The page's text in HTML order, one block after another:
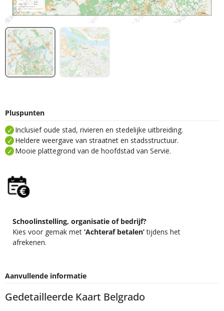
Pluspunten
Inclusief oude stad, rivieren en stedelijke uitbreiding.
Heldere weergave van straatnet en stadsstructuur.
Mooie plattegrond van de hoofdstad van Servië.
Schoolinstelling, organisatie of bedrijf?
Kies voor gemak met ‘Achteraf betalen’tijdens het
afrekenen.
Aanvullende informatie
Gedetailleerde Kaart Belgrado